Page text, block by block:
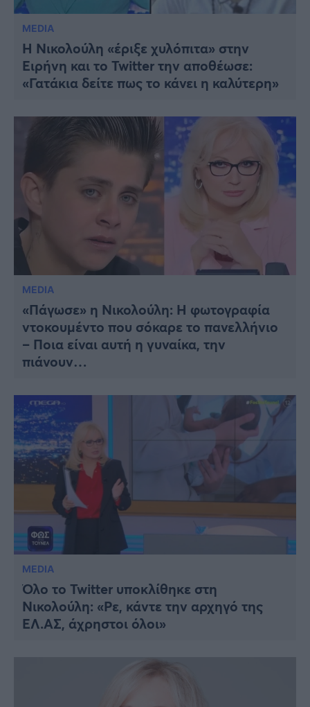
MEDIA
Η Νικολούλη «έριξε χυλόπιτα» στην
Ειρήνη και το Twitter την αποθέωσε:
«Γατάκια δείτε πως το κάνει η καλύτερη»
MEDIA
«Πάγωσε» η Νικολούλη: Η φωτογραφία
ντοκουμέντο που σόκαρε το πανελλήνιο
– Ποια είναι αυτή η γυναίκα, την
πιάνουν…
MEDIA
Όλο το Twitter υποκλίθηκε στη
Νικολούλη: «Ρε, κάντε την αρχηγό της
ΕΛ.ΑΣ, άχρηστοι όλοι»